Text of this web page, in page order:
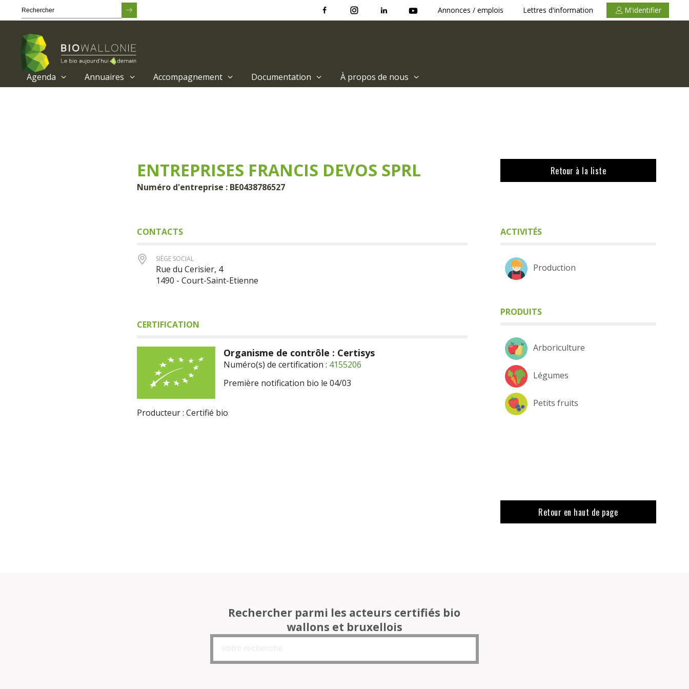
Annonces / emplois Lettres d'information M'identifier
Agenda Annuaires Accompagnement Documentation À propos de nous
ENTREPRISES FRANCIS DEVOS SPRL
Numéro d'entreprise : BE0438786527
CONTACTS
SIÈGE SOCIAL
Rue du Cerisier, 4
1490 - Court-Saint-Etienne
CERTIFICATION
Organisme de contrôle : Certisys
Numéro(s) de certification : 4155206
Première notification bio le 04/03
Producteur : Certifié bio
Retour à la liste
ACTIVITÉS
Production
PRODUITS
Arboriculture
Légumes
Petits fruits
Retour en haut de page
Rechercher parmi les acteurs certifiés bio
wallons et bruxellois